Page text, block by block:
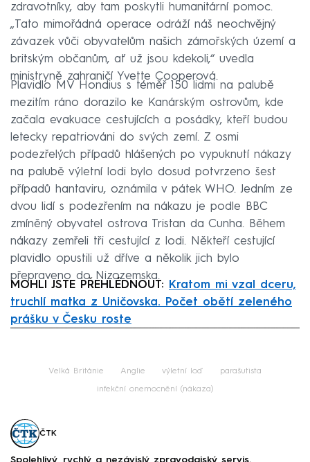
zdravotníky, aby tam poskytli humanitární pomoc.
„Tato mimořádná operace odráží náš neochvějný
závazek vůči obyvatelům našich zámořských území a
britským občanům, ať už jsou kdekoli,“ uvedla
ministryně zahraničí Yvette Cooperová.
Plavidlo MV Hondius s téměř 150 lidmi na palubě
mezitím ráno dorazilo ke Kanárským ostrovům, kde
začala evakuace cestujících a posádky, kteří budou
letecky repatriováni do svých zemí. Z osmi
podezřelých případů hlášených po vypuknutí nákazy
na palubě výletní lodi bylo dosud potvrzeno šest
případů hantaviru, oznámila v pátek WHO. Jedním ze
dvou lidí s podezřením na nákazu je podle BBC
zmíněný obyvatel ostrova Tristan da Cunha. Během
nákazy zemřeli tři cestující z lodi. Někteří cestující
plavidlo opustili už dříve a několik jich bylo
přepraveno do Nizozemska.
MOHLI JSTE PŘEHLÉDNOUT:
Kratom mi vzal dceru,
truchlí matka z Uničovska. Počet obětí zeleného
prášku v Česku roste
Velká Británie Anglie výletní loď parašutista
infekční onemocnění (nákaza)
ČTK
Spolehlivý, rychlý a nezávislý zpravodajský servis.